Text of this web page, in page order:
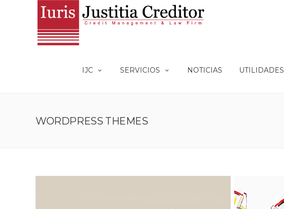
IJC SERVICIOS NOTICIAS UTILIDADES
WORDPRESS THEMES